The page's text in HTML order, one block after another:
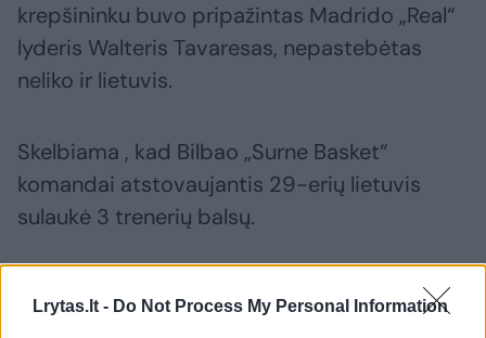
Lrytas.lt - Do Not Process My Personal Information
krepšininku buvo pripažintas Madrido „Real“
lyderis Walteris Tavaresas, nepastebėtas
neliko ir lietuvis.
Skelbiama , kad Bilbao „Surne Basket“
komandai atstovaujantis 29-erių lietuvis
sulaukė 3 trenerių balsų.
iškovojo penktąjį geriausiai besiginančio